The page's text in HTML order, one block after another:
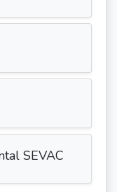
SEVAC